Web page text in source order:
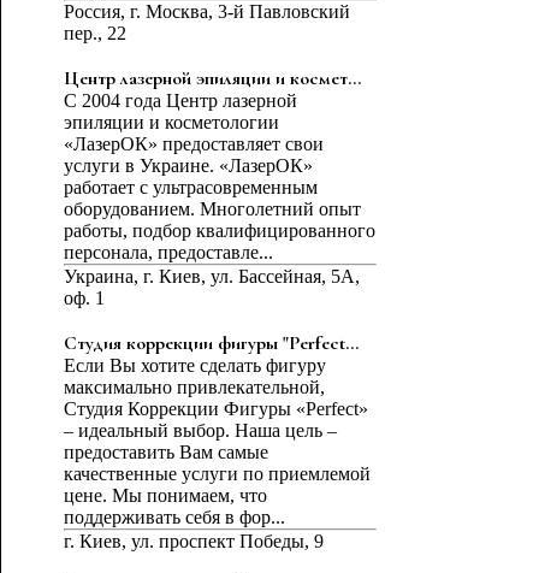
Россия, г. Москва, 3-й Павловский
пер., 22
Центр лазерной эпиляции и космет...
С 2004 года Центр лазерной
эпиляции и косметологии
«ЛазерОК» предоставляет свои
услуги в Украине. «ЛазерОК»
работает с ультрасовременным
оборудованием. Многолетний опыт
работы, подбор квалифицированного
персонала, предоставле...
Украина, г. Киев, ул. Бассейная, 5А,
оф. 1
Студия коррекции фигуры "Perfect...
Если Вы хотите сделать фигуру
максимально привлекательной,
Студия Коррекции Фигуры «Perfect»
– идеальный выбор. Наша цель –
предоставить Вам самые
качественные услуги по приемлемой
цене. Мы понимаем, что
поддерживать себя в фор...
г. Киев, ул. проспект Победы, 9